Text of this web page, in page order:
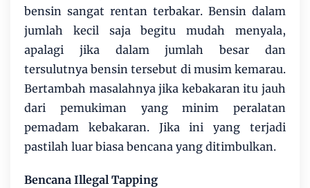
bensin sangat rentan terbakar. Bensin dalam
jumlah kecil saja begitu mudah menyala,
apalagi jika dalam jumlah besar dan
tersulutnya bensin tersebut di musim kemarau.
Bertambah masalahnya jika kebakaran itu jauh
dari pemukiman yang minim peralatan
pemadam kebakaran. Jika ini yang terjadi
pastilah luar biasa bencana yang ditimbulkan.
Bencana Illegal Tapping